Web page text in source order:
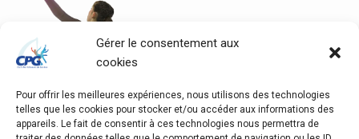
Gérer le consentement aux
cookies
Pour offrir les meilleures expériences, nous utilisons des technologies
telles que les cookies pour stocker et/ou accéder aux informations des
appareils. Le fait de consentir à ces technologies nous permettra de